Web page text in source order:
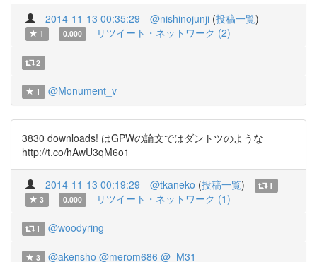
2014-11-13 00:35:29 @nishinojunji (投稿一覧)
1 0.000 リツイート・ネットワーク (2)
2
1 @Monument_v
3830 downloads! はGPWの論文ではダントツのような
http://t.co/hAwU3qM6o1
2014-11-13 00:19:29 @tkaneko (投稿一覧)
1
3
0.000 リツイート・ネットワーク (1)
1 @woodyring
3 @akensho @merom686 @_M31_